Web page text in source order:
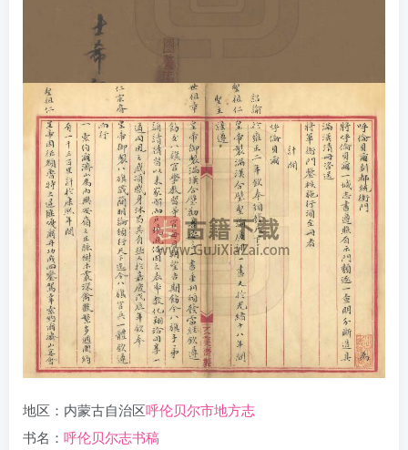
地区：内蒙古自治区呼伦贝尔市地方志
书名： 呼伦贝尔志书稿